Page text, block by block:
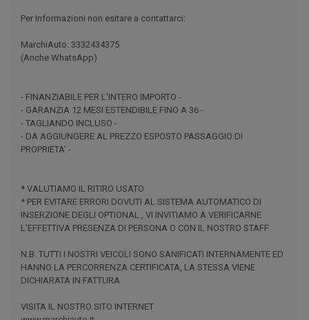
Per Informazioni non esitare a contattarci:
MarchiAuto: 3332434375
(Anche WhatsApp)
- FINANZIABILE PER L'INTERO IMPORTO -
- GARANZIA 12 MESI ESTENDIBILE FINO A 36 -
- TAGLIANDO INCLUSO -
- DA AGGIUNGERE AL PREZZO ESPOSTO PASSAGGIO DI
PROPRIETA’ -
* VALUTIAMO IL RITIRO USATO
* PER EVITARE ERRORI DOVUTI AL SISTEMA AUTOMATICO DI
INSERZIONE DEGLI OPTIONAL , VI INVITIAMO A VERIFICARNE
L'EFFETTIVA PRESENZA DI PERSONA O CON IL NOSTRO STAFF
N.B. TUTTI I NOSTRI VEICOLI SONO SANIFICATI INTERNAMENTE ED
HANNO LA PERCORRENZA CERTIFICATA, LA STESSA VIENE
DICHIARATA IN FATTURA
VISITA IL NOSTRO SITO INTERNET